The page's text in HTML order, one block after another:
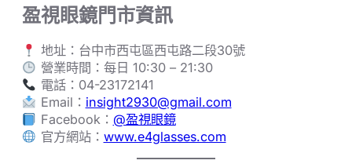
盈視眼鏡門市資訊
地址：台中市西屯區西屯路二段30號
營業時間：每日 10:30 – 21:30
電話：04-23172141
Email： insight2930@gmail.com
Facebook： @盈視眼鏡
官方網站： www.e4glasses.com